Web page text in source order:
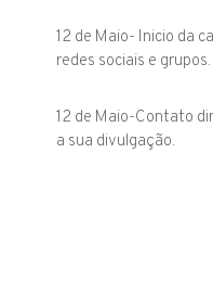
12 de Maio- Inicio da
redes sociais e grupos.
12 de Maio-Contato
a sua divulgação.